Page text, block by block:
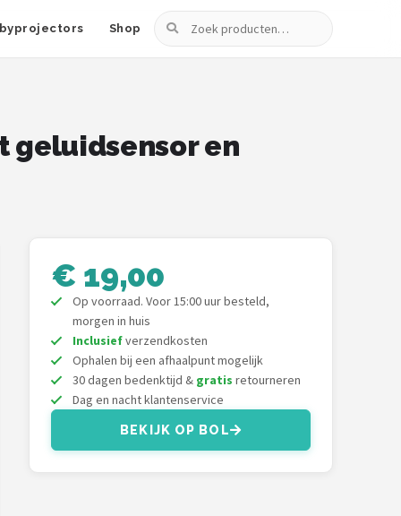
Shop Zoeken
geluidsensor en
€ 19,00
Op voorraad. Voor 15:00 uur besteld,
morgen in huis
Inclusiefverzendkosten
Ophalen bij een afhaalpunt mogelijk
30 dagen bedenktijd & gratis retourneren
Dag en nacht klantenservice
BEKIJK OP BOL